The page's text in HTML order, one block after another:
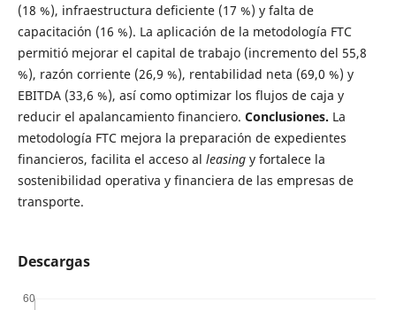
(18 %), infraestructura deficiente (17 %) y falta de
capacitación (16 %). La aplicación de la metodología FTC
permitió mejorar el capital de trabajo (incremento del 55,8
%), razón corriente (26,9 %), rentabilidad neta (69,0 %) y
EBITDA (33,6 %), así como optimizar los flujos de caja y
reducir el apalancamiento financiero. Conclusiones. La
metodología FTC mejora la preparación de expedientes
financieros, facilita el acceso al leasingy fortalece la
sostenibilidad operativa y financiera de las empresas de
transporte.
Descargas